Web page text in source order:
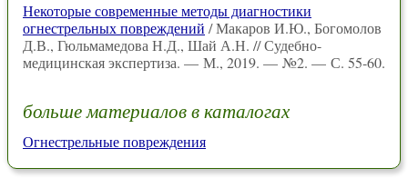
Некоторые современные методы диагностики
огнестрельных повреждений / Макаров И.Ю., Богомолов
Д.В., Гюльмамедова Н.Д., Шай А.Н. // Судебно-
медицинская экспертиза. — М., 2019. — №2. — С. 55-60.
больше материалов в каталогах
Огнестрельные повреждения